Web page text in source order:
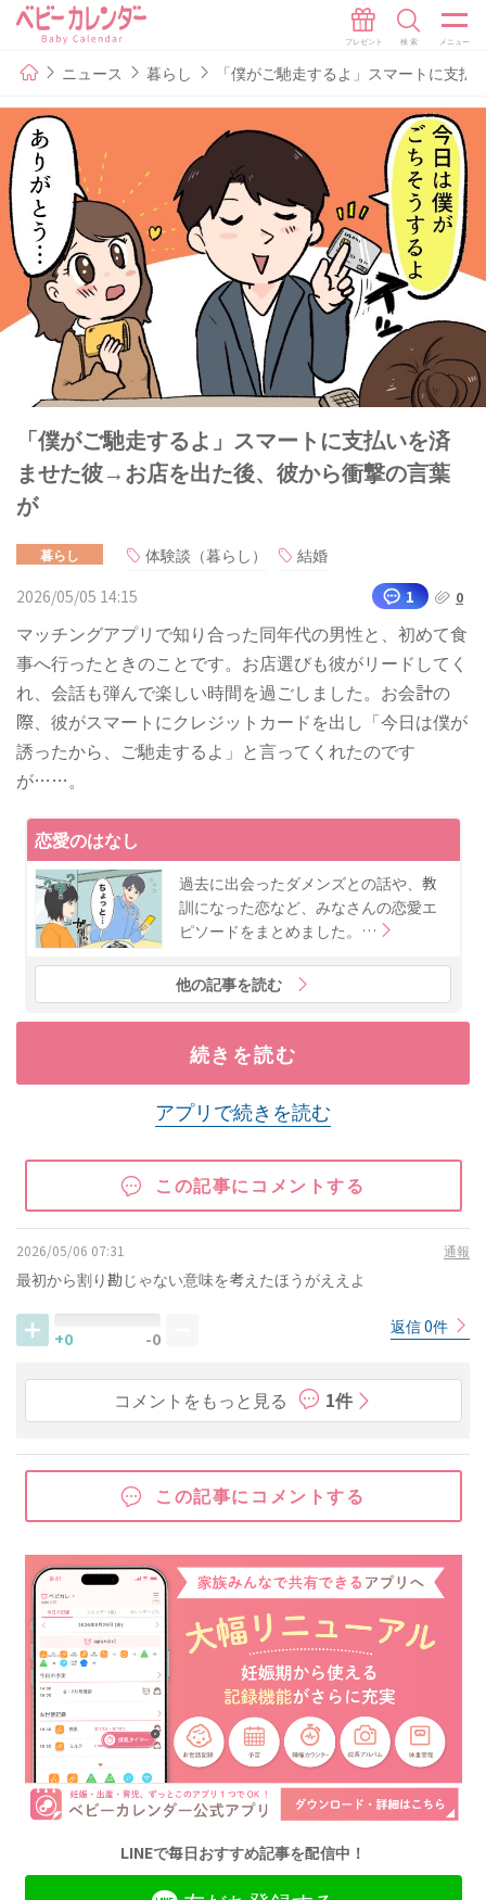
ニュース 暮らし 「僕がご馳走するよ」スマートに支
「僕がご馳走するよ」スマートに支払いを済
ませた彼→お店を出た後、彼から衝撃の言葉
が
暮らし 体験談（暮らし）
結婚
2026/05/05 14:15
1 0
マッチングアプリで知り合った同年代の男性と、初めて食
事へ行ったときのことです。お店選びも彼がリードしてく
れ、会話も弾んで楽しい時間を過ごしました。お会計の
際、彼がスマートにクレジットカードを出し「今日は僕が
誘ったから、ご馳走するよ」と言ってくれたのです
が……。
恋愛のはなし
過去に出会ったダメンズとの話や、教
訓になった恋など、みなさんの恋愛エ
ピソードをまとめました。…
他の記事を読む
続きを読む
アプリで続きを読む
この記事にコメントする
2026/05/06 07:31 通報
最初から割り勘じゃない意味を考えたほうがええよ
+0 -0
返信 0件
コメントをもっと見る 1件
この記事にコメントする
LINEで毎日おすすめ記事を配信中！